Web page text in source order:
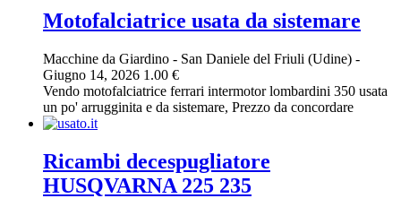
Motofalciatrice usata da sistemare
Macchine da Giardino - San Daniele del Friuli (Udine) -
Giugno 14, 2026 1.00 €
Vendo motofalciatrice ferrari intermotor lombardini 350 usata
un po' arrugginita e da sistemare, Prezzo da concordare
Ricambi decespugliatore
HUSQVARNA 225 235